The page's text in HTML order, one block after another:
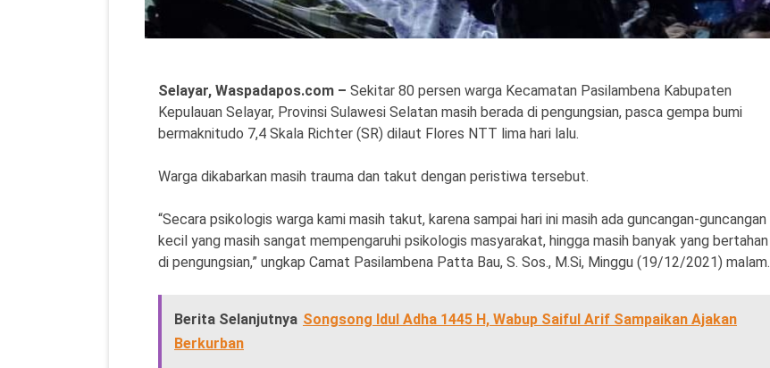
Selayar, Waspadapos.com – Sekitar 80 persen warga Kecamatan Pasilambena Kabupaten
Kepulauan Selayar, Provinsi Sulawesi Selatan masih berada di pengungsian, pasca gempa bumi
bermaknitudo 7,4 Skala Richter (SR) dilaut Flores NTT lima hari lalu.
Warga dikabarkan masih trauma dan takut dengan peristiwa tersebut.
“Secara psikologis warga kami masih takut, karena sampai hari ini masih ada guncangan-guncangan
kecil yang masih sangat mempengaruhi psikologis masyarakat, hingga masih banyak yang bertahan
di pengungsian,” ungkap Camat Pasilambena Patta Bau, S. Sos., M.Si, Minggu (19/12/2021) malam.
Berita Selanjutnya Songsong Idul Adha 1445 H, Wabup Saiful Arif Sampaikan Ajakan
Berkurban